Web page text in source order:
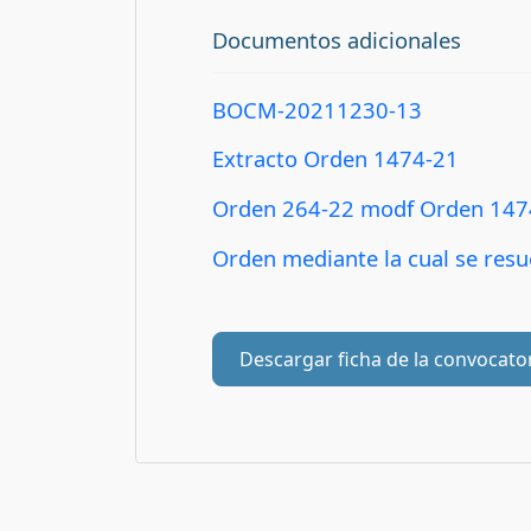
Documentos adicionales
BOCM-20211230-13
Extracto Orden 1474-21
Orden 264-22 modf Orden
Orden mediante la cual se
Descargar ficha de la